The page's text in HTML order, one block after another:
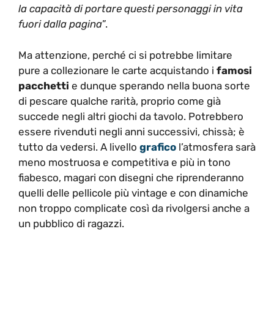
la capacità di portare questi personaggi in vita
fuori dalla pagina”.
Ma attenzione, perché ci si potrebbe limitare
pure a collezionare le carte acquistando i famosi
pacchetti e dunque sperando nella buona sorte
di pescare qualche rarità, proprio come già
succede negli altri giochi da tavolo. Potrebbero
essere rivenduti negli anni successivi, chissà; è
tutto da vedersi. A livello grafico l’atmosfera sarà
meno mostruosa e competitiva e più in tono
fiabesco, magari con disegni che riprenderanno
quelli delle pellicole più vintage e con dinamiche
non troppo complicate così da rivolgersi anche a
un pubblico di ragazzi.